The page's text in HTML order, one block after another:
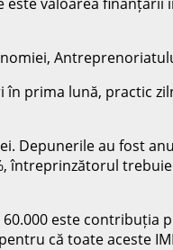
în prima lună, practic
Depunerile au fost
întreprinzătorul
este contribuția
că toate aceste